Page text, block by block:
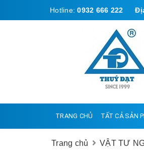
Hotline:0932 666 222
TRANG CHỦ TẤT CẢ SẢN
Trang chủ VẬT TƯ